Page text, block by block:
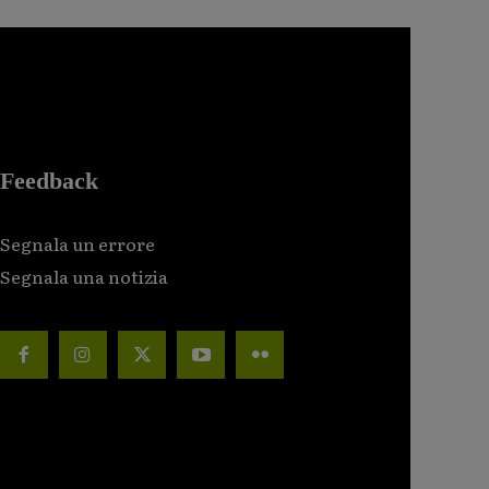
Feedback
Segnala un errore
Segnala una notizia